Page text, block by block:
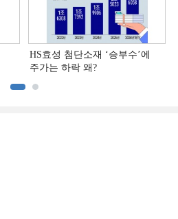
HS효성 첨단소재 ‘승부수’에
주가는 하락 왜?